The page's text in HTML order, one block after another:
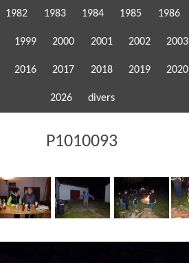
1982 1983 1984 1985 1986
1999 2000 2001 2002 2003
2016 2017 2018 2019 2020
2026 divers
P1010093